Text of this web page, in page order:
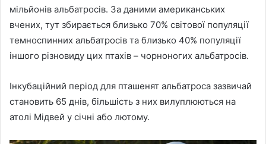
мільйонів альбатросів. За даними американських
вчених, тут збирається близько 70% світової популяції
темноспинних альбатросів та близько 40% популяції
іншого різновиду цих птахів – чорноногих альбатросів.
Інкубаційний період для пташенят альбатроса зазвичай
становить 65 днів, більшість з них вилуплюються на
атолі Мідвей у січні або лютому.